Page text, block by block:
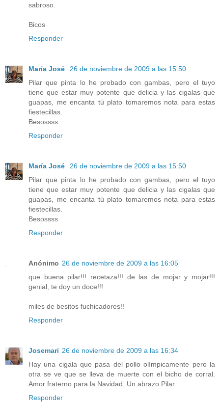
sabroso.
Bicos
Responder
María José
26 de noviembre de 2009 a las 15:50
Pilar que pinta lo he probado con gambas, pero el tuyo
tiene que estar muy potente que delicia y las cigalas que
guapas, me encanta tú plato tomaremos nota para estas
fiestecillas.
Besossss
Responder
María José
26 de noviembre de 2009 a las 15:50
Pilar que pinta lo he probado con gambas, pero el tuyo
tiene que estar muy potente que delicia y las cigalas que
guapas, me encanta tú plato tomaremos nota para estas
fiestecillas.
Besossss
Responder
Anónimo 26 de noviembre de 2009 a las 16:05
que buena pilar!!! recetaza!!! de las de mojar y mojar!!!
genial, te doy un doce!!!
miles de besitos fuchicadores!!
Responder
Josemari 26 de noviembre de 2009 a las 16:34
Hay una cigala que pasa del pollo olímpicamente pero la
otra se ve que se lleva de muerte con el bicho de corral.
Amor fraterno para la Navidad. Un abrazo Pilar
Responder